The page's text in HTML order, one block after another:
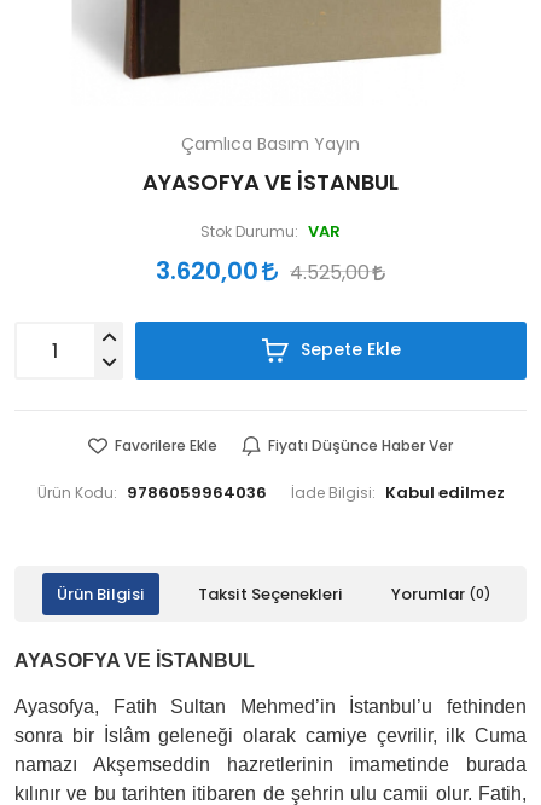
Çamlıca Basım Yayın
AYASOFYA VE İSTANBUL
Stok Durumu: VAR
3.620,00 4.525,00
Sepete Ekle
Favorilere Ekle Fiyatı Düşünce Haber Ver
Ürün Kodu: 9786059964036 İade Bilgisi:
Ürün Bilgisi Taksit Seçenekleri Yorumlar (0)
AYASOFYA VE İSTANBUL
Ayasofya, Fatih Sultan Mehmed’in İstanbul’u fethinden
sonra bir İslâm geleneği olarak camiye çevrilir, ilk Cuma
namazı Akşemseddin hazretlerinin imametinde burada
kılınır ve bu tarihten itibaren de şehrin ulu camii olur. Fatih,